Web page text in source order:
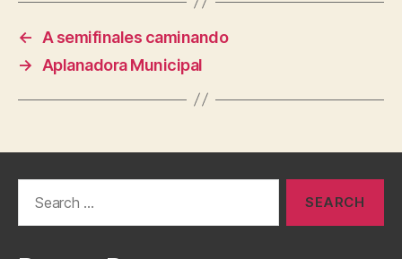
←
A semifinales caminando
→
Aplanadora Municipal